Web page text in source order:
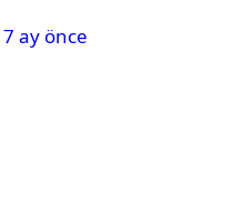
Tatil
7 ay önce